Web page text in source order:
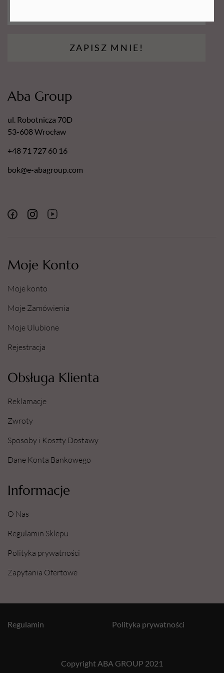
ZAPISZ MNIE!
Moje Konto
Moje konto
Moje Zamówienia
Moje Ulubione
Rejestracja
Obsługa Klienta
Reklamacje
Zwroty
Sposoby i Koszty Dostawy
Dane Konta Bankowego
Informacje
O Nas
Regulamin Sklepu
Polityka prywatności
Zapytania Ofertowe
Aba Group
ul. Robotnicza 70D
53-608 Wrocław
+48 71 727 60 16
bok@e-abagroup.com
Copyright ABA GROUP 2021
Polityka prywatności
Regulamin